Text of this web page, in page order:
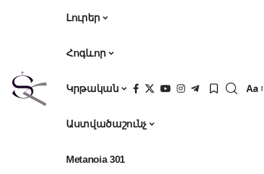
Լուրեր
Հոգևոր
Կրթական
Աստվածաշունչ
Metanoia 301
Aa